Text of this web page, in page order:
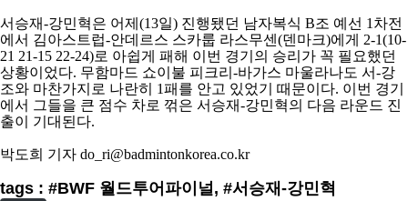
서승재-강민혁은 어제 (13일) 진행됐던 남자복식 B조 예선 1 차전
에서 김아스트럽-안데르스 스카룹 라스무센 (덴마크)에게 2-1(10-
21 21-15 22-24)로 아쉽게 패해 이번 경기의 승리가 꼭 필요했던
상황이었다. 무함마드 쇼이불 피크리 -바가스 마울라나도 서-강
조와 마찬가지로 나란히 1패를 안고 있었기 때문이다. 이번 경기
에서 그들을 큰 점수 차로 꺾은 서승재-강민혁의 다음 라운드 진
출이 기대된다.
박도희 기자 do_ri@badmintonkorea.co.kr
tags : #BWF 월드투어파이널, #서승재-강민혁